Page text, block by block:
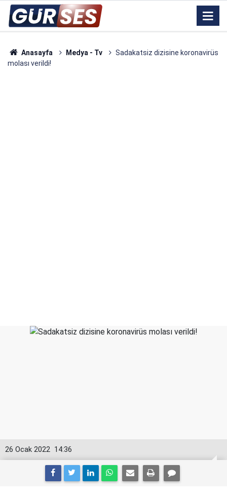
Anasayfa Medya - Tv
Sadakatsiz dizisine koronavirüs
molası verildi!
14:36
26 Ocak 2022